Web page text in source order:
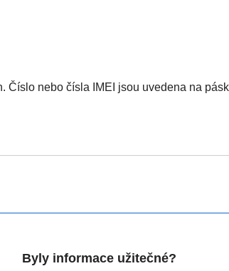
Číslo nebo čísla IMEI jsou uvedena na
Byly informace užitečné?